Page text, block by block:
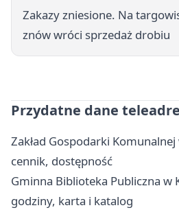
Zakazy zniesione. Na
znów wróci sprzedaż drobiu
Przydatne dane
Zakład Gospodarki
cennik, dostępność
Gminna Biblioteka Publiczna w
godziny, karta i katalog